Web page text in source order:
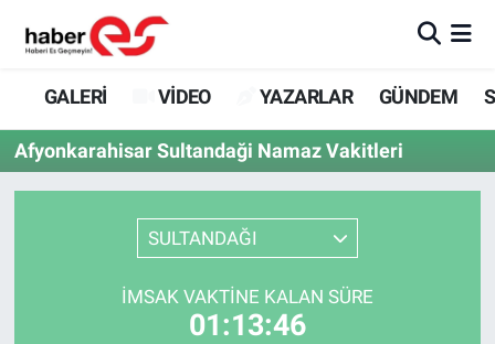
GALERİ VİDEO YAZARLAR GÜNDEM
Afyonkarahisar Sultandaği Namaz Vakitleri
SULTANDAĞI
İMSAK VAKTINE KALAN SÜRE
01:13:46
GALERİ
VİDEO
YAZARLAR
GÜNDEM
SİYASET
Eskişehir Nöbetçi Eczaneler
Eskişehir Hava Durumu
Eskişehir Trafik Yoğunluk Haritası
Süper Lig Puan Durumu ve Fikstür
Tüm Manşetler